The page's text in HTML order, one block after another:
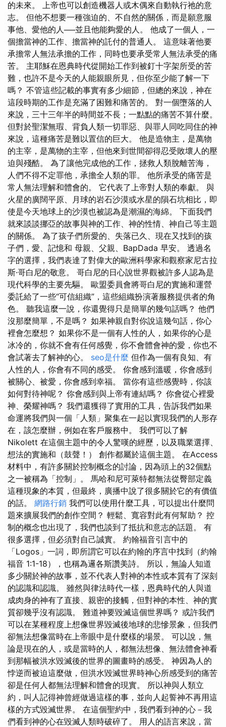
的未來。 上帝也可以創造機器人或木偶來自動執行祂的意
志。 但他不想要一種強迫的、不自然的關係，而是願意服
事他、愛他的人──並且他能夠愛的人。 他成了一個人，一
個擔當神的工作、擔當神的託付的普通人。 這意味著他要
承擔常人無法承擔的工作，同時也要承受常人無法承受的痛
苦。 主耶穌在恩典時代從開始工作到被釘十字架所受的苦
難，也許不是今天的人能親眼所見，但你至少能了解一下
嗎？ 不管這些記載的事實有多少細節，但總的來說，神在
這段時期的工作是充滿了困難和痛苦的。 對一個墮落的人
來說，三十三年半的時間並不長；一點點的痛苦不算什麼。
但對於聖潔無瑕、背負人類一切罪惡、與罪人同吃同住的神
來說，這種痛苦是難以置信的巨大。 他是造物主，是萬物
的主宰，是萬物的主宰，但他來到世間卻得忍受敗壞人的壓
迫與殘酷。 為了讓他完成他的工作，拯救人類脫離苦海，
人們不得不定罪他，承擔全人類的罪。 他所承受的痛苦是
常人無法理解和體會的。 它代表了上帝對人類的奉獻。 與
火星的廣闊平原、月球的岩石沙漠或水星的隕石坑相比，即
使是今天地球上的沙漠也被認為是潮濕的海綿。 下面我們
就來談談挪亞的故事與神的工作、神的性情、神自己等主題
的關係。 為了孩子們所愛的、失落已久、現在又找到的孩
子們，愛、記憶和 母親、父親、BapDada 早安。 透過名
字的選擇，我們表達了對偉大的歐洲科學家和觀察家尼古拉
斯·哥白尼的敬意。 哥白尼的日心說世界觀被許多人認為是
現代科學的主要先驅。 歐盟委員會將哥白尼的實施和運營
委託給了一些“可信組織”，這些組織扮演著服務提供者的角
色。 聽我這麼一說，你還覺得只是簡單的幾句話嗎？ 他們
沒那麼簡單，不是嗎？ 如果神親自對你說這幾句話，你心
裡會怎麼想？ 如果你不是一個有人性的人，如果你的心是
冰冷的，你就不會有任何感覺，你不會體會神的愛，你也不
會試著去了解神的心。 seo是什麼 但作為一個有良知、有
人性的人，你會有不同的感受。 你會感到溫暖，你會感到
被關心、被愛，你會感到幸福。 當你有這些感覺時，你該
如何對待神呢？ 你會感到與上帝有連結嗎？ 你會從心裡愛
神、榮耀神嗎？ 我們還獲得了實用的工具，告訴我們如果
命運將我們與一個「人類」聚集在一起以實現我們的人形存
在，該怎麼辦，例如在客戶服務中。 我們可以了解
Nikolett 在這個主題中的令人驚嘆的經歷，以及職業選擇、
想法的實施和（鼓聲！） 創作都屬於這個主題。 在Access
材料中，有許多關於控制概念的討論，因為頭上的32個點
之一被稱為「控制」。 馬哈和尼可萊特都無法從臀部定義
這種現象的本質，但最終，廣播中說了很多關於它的有價值
的話。 網路行銷 我們可以使用什麼工具，可以提出什麼問
題來擴展我們的創作空間？ 輕鬆、寬容對此有何幫助？ 控
制的概念也出現了，我們也談到了抵抗和意志的話題。 有
很多選擇，但必須對自己誠實。 約翰福音引言中的
「Logos」一詞，即所謂它可以在約翰的序言中找到（約翰
福音 1:1-18），也稱為邏各斯讚美詩。 所以，無論人知道
多少關於神的故事，並不代表人對神的本性或本質有了深刻
的認識和認識。 雖然與律法時代一樣，恩典時代的人與道
成肉身的神有了直接、親密的接觸，但對神的本性、神的實
質卻幾乎沒有認識。 難道神要毀滅這個世界嗎？ 或許我們
可以在某種程度上想像世界毀滅後地球的悲慘景象，但我們
卻無法想像當時在上帝眼中是什麼樣的場景。 可以說，無
論是現在的人，或是當時的人，都無法想像、無法體會神看
到那幅被洪水毀滅後的世界的圖畫時的感受。 神因為人的
悖逆而被迫這麼做，但洪水毀滅世界時神心所感受到的痛苦
卻是任何人都無法理解和體會的現實。 所以神與人類立
約，叫人記得神曾經做過這樣的事，並向人起誓神不再用這
樣的方式毀滅世界。 在這個聖約中，我們看到神的心－我
們看到神的心在毀滅人類時破碎了。 用人的語言來說，當